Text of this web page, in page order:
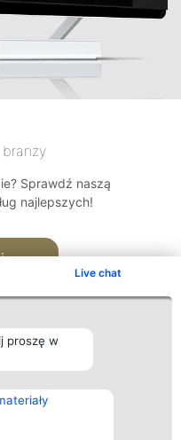
Live chat
proszę w
Sprawdź naszą
najlepszych!
Kontakt
Kontakt